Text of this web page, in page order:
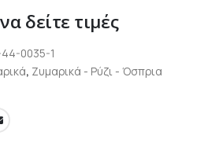
δείτε τιμές
0035-1
, Ζυμαρικά - Ρύζι - Όσπρια